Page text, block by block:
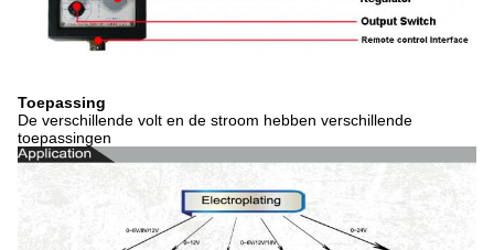
Toepassing
De verschillende volt en de stroom hebben verschillende
toepassingen